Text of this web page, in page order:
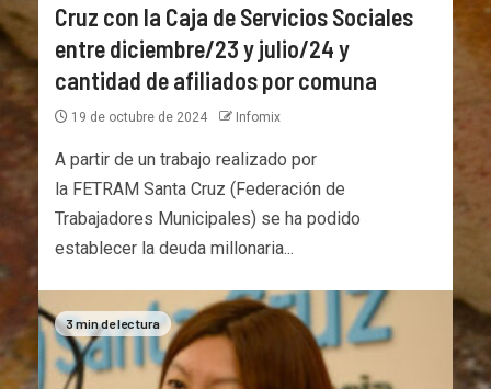
Cruz con la Caja de Servicios Sociales
entre diciembre/23 y julio/24 y
cantidad de afiliados por comuna
19 de octubre de 2024 Infomix
A partir de un trabajo realizado por
la FETRAM Santa Cruz (Federación de
Trabajadores Municipales) se ha podido
establecer la deuda millonaria...
3 min de lectura